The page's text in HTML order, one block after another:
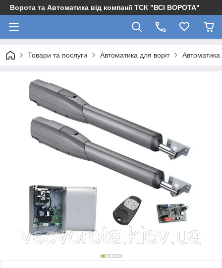
Ворота та Автоматика від компанії ТСК "ВСІ ВОРОТА"
Товари та послуги Автоматика для воріт Автоматика